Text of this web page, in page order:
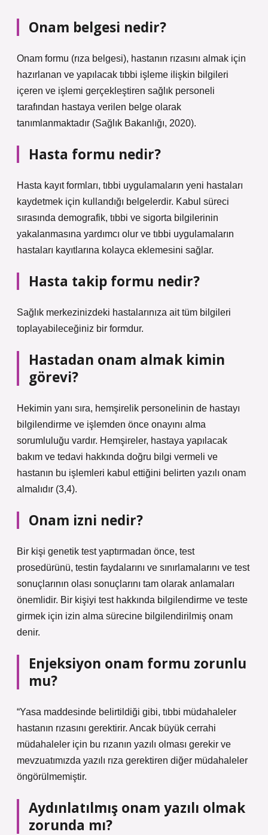
Onam belgesi nedir?
Onam formu (rıza belgesi), hastanın rızasını almak için
hazırlanan ve yapılacak tıbbi işleme ilişkin bilgileri
içeren ve işlemi gerçekleştiren sağlık personeli
tarafından hastaya verilen belge olarak
tanımlanmaktadır (Sağlık Bakanlığı, 2020).
Hasta formu nedir?
Hasta kayıt formları, tıbbi uygulamaların yeni hastaları
kaydetmek için kullandığı belgelerdir. Kabul süreci
sırasında demografik, tıbbi ve sigorta bilgilerinin
yakalanmasına yardımcı olur ve tıbbi uygulamaların
hastaları kayıtlarına kolayca eklemesini sağlar.
Hasta takip formu nedir?
Sağlık merkezinizdeki hastalarınıza ait tüm bilgileri
toplayabileceğiniz bir formdur.
Hastadan onam almak kimin
görevi?
Hekimin yanı sıra, hemşirelik personelinin de hastayı
bilgilendirme ve işlemden önce onayını alma
sorumluluğu vardır. Hemşireler, hastaya yapılacak
bakım ve tedavi hakkında doğru bilgi vermeli ve
hastanın bu işlemleri kabul ettiğini belirten yazılı onam
almalıdır (3,4).
Onam izni nedir?
Bir kişi genetik test yaptırmadan önce, test
prosedürünü, testin faydalarını ve sınırlamalarını ve test
sonuçlarının olası sonuçlarını tam olarak anlamaları
önemlidir. Bir kişiyi test hakkında bilgilendirme ve teste
girmek için izin alma sürecine bilgilendirilmiş onam
denir.
Enjeksiyon onam formu zorunlu
mu?
“Yasa maddesinde belirtildiği gibi, tıbbi müdahaleler
hastanın rızasını gerektirir. Ancak büyük cerrahi
müdahaleler için bu rızanın yazılı olması gerekir ve
mevzuatımızda yazılı rıza gerektiren diğer müdahaleler
öngörülmemiştir.
Aydınlatılmış onam yazılı olmak
zorunda mı?